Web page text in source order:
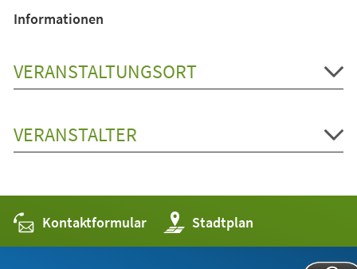
Informationen
VERANSTALTUNGSORT
VERANSTALTER
Kontaktformular Stadtplan
(Öffnet
in
einem